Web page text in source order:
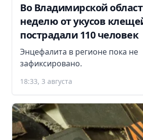
Во Владимирской
неделю от укусов
пострадали 110 человек
Энцефалита в регионе пока не
зафиксировано.
18:33, 3 августа